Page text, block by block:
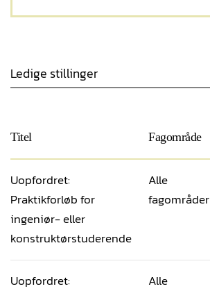
Ledige stillinger
Titel Fagområde
Uopfordret:
Praktikforløb for
ingeniør- eller
konstruktørstuderende
Alle
fagområder
Uopfordret:
Alle